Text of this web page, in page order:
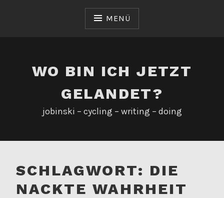
MENÜ
WO BIN ICH JETZT
GELANDET?
jobinski – cycling – writing – doing
SCHLAGWORT: DIE
NACKTE WAHRHEIT